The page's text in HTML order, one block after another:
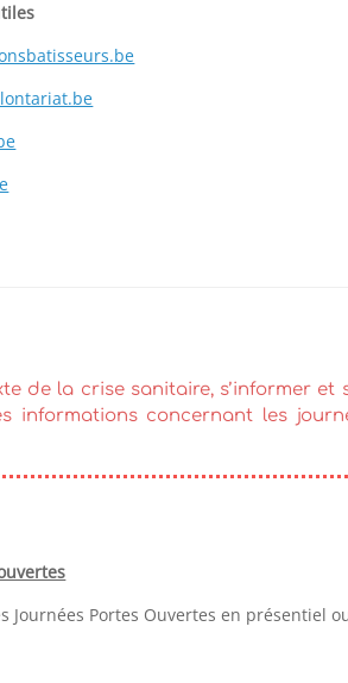
de la crise sanitaire, s’informer
informations concernant les
Journées Portes Ouvertes en